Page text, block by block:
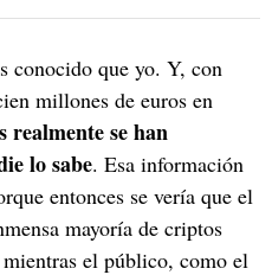
conocido que yo. Y, con
millones de euros en
realmente se han
lo sabe. Esa información
entonces se vería que el
mayoría de criptos
mientras el público, como el